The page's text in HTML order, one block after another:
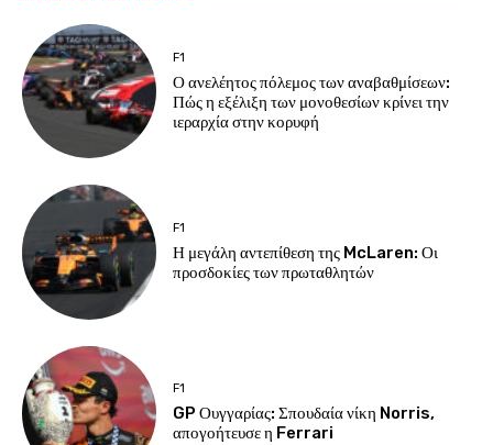
F1
Ο ανελέητος πόλεμος των αναβαθμίσεων:
Πώς η εξέλιξη των μονοθεσίων κρίνει την
ιεραρχία στην κορυφή
F1
Η μεγάλη αντεπίθεση της McLaren: Οι
προσδοκίες των πρωταθλητών
F1
GP Ουγγαρίας: Σπουδαία νίκη Norris,
απογοήτευσε η Ferrari